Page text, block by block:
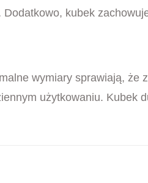
kubek
wymiary sprawiają, że
użytkowaniu. Kubek